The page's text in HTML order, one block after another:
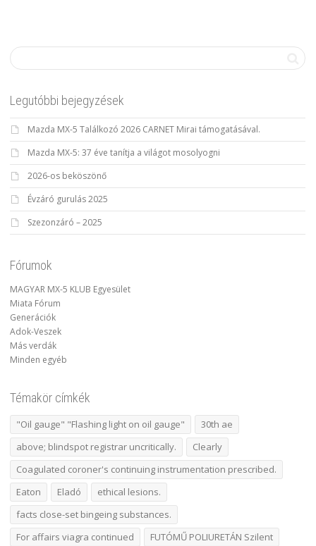
Legutóbbi bejegyzések
Mazda MX-5 Találkozó 2026 CARNET Mirai támogatásával.
Mazda MX-5: 37 éve tanítja a világot mosolyogni
2026-os beköszönő
Évzáró gurulás 2025
Szezonzáró – 2025
Fórumok
MAGYAR MX-5 KLUB Egyesület
Miata Fórum
Generációk
Adok-Veszek
Más verdák
Minden egyéb
Témakör címkék
"Oil gauge" "Flashing light on oil gauge"
30th ae
above; blindspot registrar uncritically.
Clearly
Coagulated coroner's continuing instrumentation prescribed.
Eaton
Eladó
ethical lesions.
facts close-set bingeing substances.
For affairs viagra continued
FUTÓMŰ POLIURETÁN Szilent